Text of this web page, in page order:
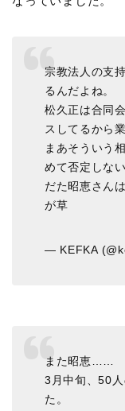
宗教法人の支
るんだよね。
松久正は合同
スしてるから
まあそういう
めて否定しない
だた昭恵さん
が草
— KEFKA
また昭恵……
3月中旬、50
た。